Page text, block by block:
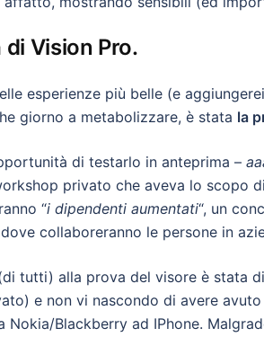
di Vision Pro.
esperienze più belle (e
giorno a metabolizzare, è stata la
di testarlo in anteprima –
privato che aveva lo scopo
“i dipendenti aumentati“, un
collaboreranno le persone in
tutti) alla prova del visore è stata
e non vi nascondo di avere
Nokia/Blackberry ad IPhone.